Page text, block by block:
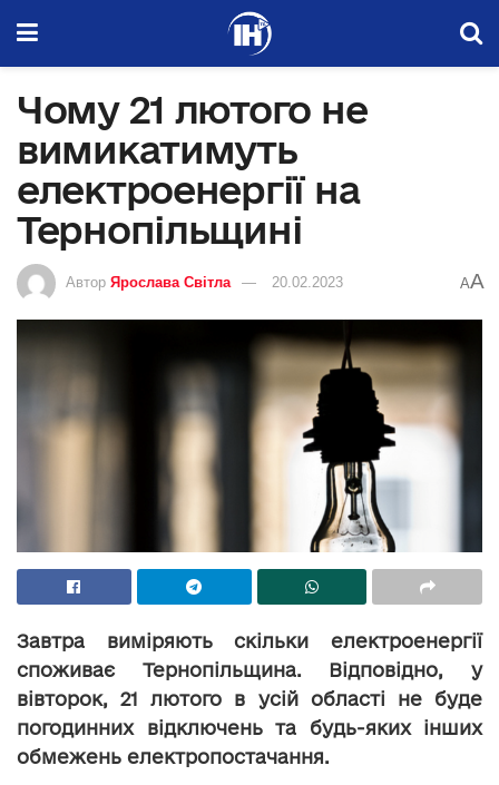
Чому 21 лютого не
вимикатимуть
електроенергії на
Тернопільщині
Автор Ярослава Світла 20.02.2023 AA
Завтра виміряють скільки електроенергії
споживає Тернопільщина. Відповідно, у
вівторок, 21 лютого в усій області не буде
погодинних відключень та будь-яких інших
обмежень електропостачання.